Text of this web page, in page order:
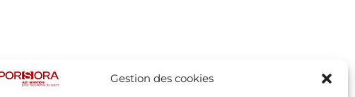
Gestion des cookies